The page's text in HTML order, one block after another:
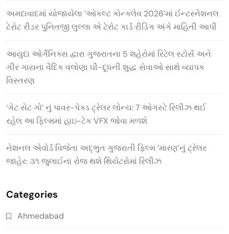
અમદાવાદમાં યોજાયેલા ‘ઓકલ્ટ કોન્ક્લેવ 2026’માં ઈન્ટરનેશનલ
ટેરોટ રીડર પુનિતજી લુલ્લા એ ટેરોટ કાર્ડ રીડિંગ અંગે માહિતી આપી
આયુદા ઓર્ગેનિક્સ દ્વારા ગુજરાતના 5 શહેરોમાં રિટેલ સ્ટોર્સ અને
ગીર ગાયના વૈદિક વલોણા ઘી-દૂધની શુદ્ધ સેવાઓ સાથે વ્યાપક
વિસ્તરણ
‘ગેટ સેટ ગો’ નું પાવર-પેક્ડ ટ્રેલર લોન્ચ: 7 ઓગસ્ટે રિલીઝ થઈ
રહેલ આ ફિલ્મમાં હાઇ-ટેક VFX જોવા મળશે
નેશનલ એવોર્ડ વિજેતા અદ્ભુત ગુજરાતી ફિલ્મ ‘મારણ’નું ટ્રેલર
જાહેર: ૩૧ જુલાઈના રોજ થશે થિયેટરોમાં રિલીઝ
Categories
Ahmedabad